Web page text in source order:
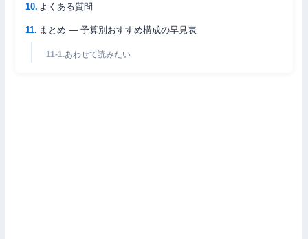
よくある質問
まとめ — 予算別おすすめ構成の早見表
あわせて読みたい